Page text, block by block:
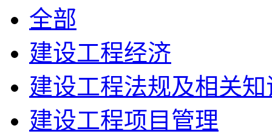
全部
建设工程经济
建设工程法规及相关知
建设工程项目管理